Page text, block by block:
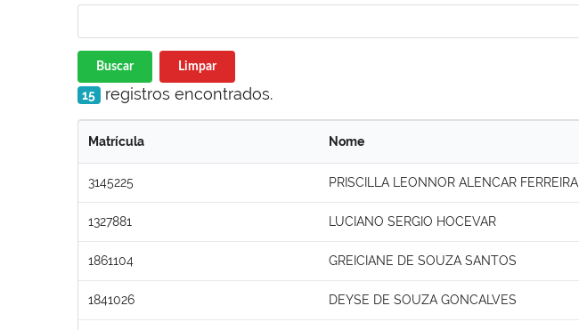
Buscar Limpar
15 registros encontrados.
Matrícula Nome
3145225 PRISCILLA LEONNOR ALENCAR FERREIRA
1327881 LUCIANO SERGIO HOCEVAR
1861104 GREICIANE DE SOUZA SANTOS
1841026 DEYSE DE SOUZA GONCALVES